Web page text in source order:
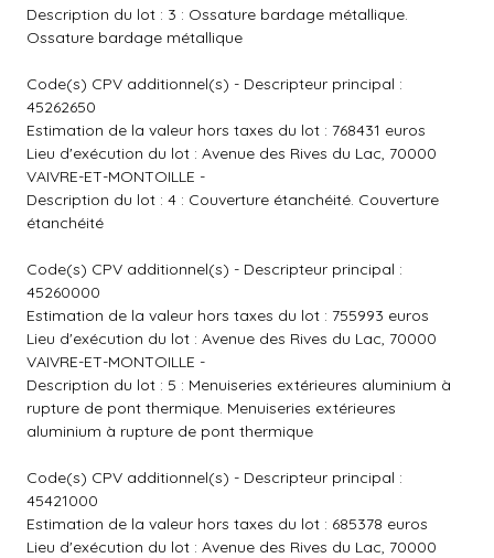
Description du lot : 3 : Ossature bardage métallique.
Ossature bardage métallique
Code(s) CPV additionnel(s) - Descripteur principal :
45262650
Estimation de la valeur hors taxes du lot : 768431 euros
Lieu d'exécution du lot : Avenue des Rives du Lac, 70000
VAIVRE-ET-MONTOILLE -
Description du lot : 4 : Couverture étanchéité. Couverture
étanchéité
Code(s) CPV additionnel(s) - Descripteur principal :
45260000
Estimation de la valeur hors taxes du lot : 755993 euros
Lieu d'exécution du lot : Avenue des Rives du Lac, 70000
VAIVRE-ET-MONTOILLE -
Description du lot : 5 : Menuiseries extérieures aluminium à
rupture de pont thermique. Menuiseries extérieures
aluminium à rupture de pont thermique
Code(s) CPV additionnel(s) - Descripteur principal :
45421000
Estimation de la valeur hors taxes du lot : 685378 euros
Lieu d'exécution du lot : Avenue des Rives du Lac, 70000